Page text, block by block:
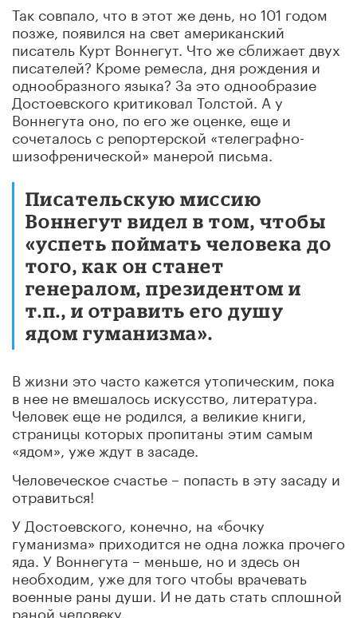
Так совпало, что в этот же день, но 101 годом
позже, появился на свет американский
писатель Курт Воннегут. Что же сближает двух
писателей? Кроме ремесла, дня рождения и
однообразного языка? За это однообразие
Достоевского критиковал Толстой. А у
Воннегута оно, по его же оценке, еще и
сочеталось с репортерской «телеграфно-
шизофренической» манерой письма.
Писательскую миссию
Воннегут видел в том, чтобы
«успеть поймать человека до
того, как он станет
генералом, президентом и
т.п., и отравить его душу
ядом гуманизма».
В жизни это часто кажется утопическим, пока
в нее не вмешалось искусство, литература.
Человек еще не родился, а великие книги,
страницы которых пропитаны этим самым
«ядом», уже ждут в засаде.
Человеческое счастье – попасть в эту засаду и
отравиться!
У Достоевского, конечно, на «бочку
гуманизма» приходится не одна ложка прочего
яда. У Воннегута – меньше, но и здесь он
необходим, уже для того чтобы врачевать
военные раны души. И не дать стать сплошной
раной человеку.